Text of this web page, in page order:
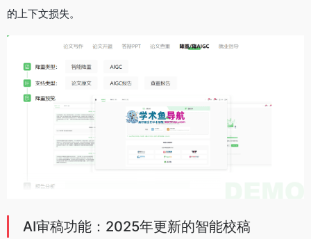
的上下文损失。
AI审稿功能：2025年更新的智能校稿